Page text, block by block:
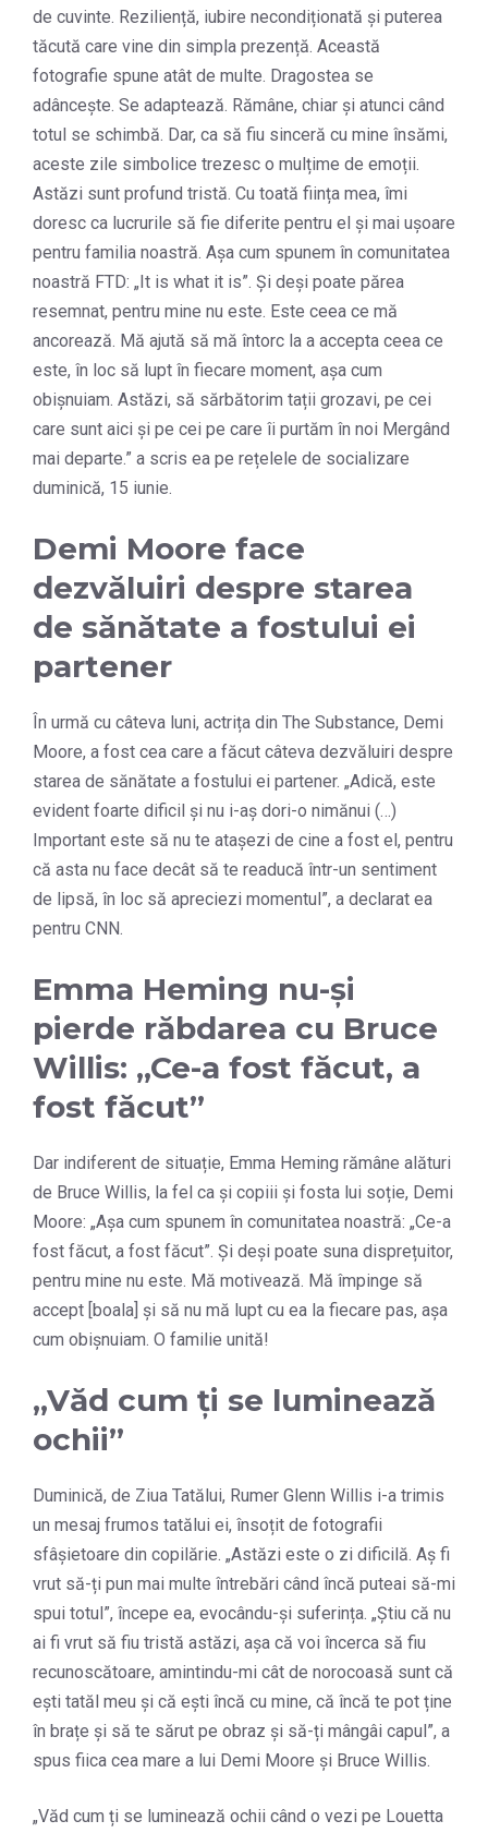
de cuvinte. Reziliență, iubire necondiționată și puterea
tăcută care vine din simpla prezență. Această
fotografie spune atât de multe. Dragostea se
adâncește. Se adaptează. Rămâne, chiar și atunci când
totul se schimbă. Dar, ca să fiu sinceră cu mine însămi,
aceste zile simbolice trezesc o mulțime de emoții.
Astăzi sunt profund tristă. Cu toată ființa mea, îmi
doresc ca lucrurile să fie diferite pentru el și mai ușoare
pentru familia noastră. Așa cum spunem în comunitatea
noastră FTD: „It is what it is”. Și deși poate părea
resemnat, pentru mine nu este. Este ceea ce mă
ancorează. Mă ajută să mă întorc la a accepta ceea ce
este, în loc să lupt în fiecare moment, așa cum
obișnuiam. Astăzi, să sărbătorim tații grozavi, pe cei
care sunt aici și pe cei pe care îi purtăm în noi Mergând
mai departe.” a scris ea pe rețelele de socializare
duminică, 15 iunie.
Demi Moore face
dezvăluiri despre starea
de sănătate a fostului ei
partener
În urmă cu câteva luni, actrița din The Substance, Demi
Moore, a fost cea care a făcut câteva dezvăluiri despre
starea de sănătate a fostului ei partener. „Adică, este
evident foarte dificil și nu i-aș dori-o nimănui (…)
Important este să nu te atașezi de cine a fost el, pentru
că asta nu face decât să te readucă într-un sentiment
de lipsă, în loc să apreciezi momentul”, a declarat ea
pentru CNN.
Emma Heming nu-și
pierde răbdarea cu Bruce
Willis: „Ce-a fost făcut, a
fost făcut”
Dar indiferent de situație, Emma Heming rămâne alături
de Bruce Willis, la fel ca și copiii și fosta lui soție, Demi
Moore: „Așa cum spunem în comunitatea noastră: „Ce-a
fost făcut, a fost făcut”. Și deși poate suna disprețuitor,
pentru mine nu este. Mă motivează. Mă împinge să
accept [boala] și să nu mă lupt cu ea la fiecare pas, așa
cum obișnuiam. O familie unită!
„Văd cum ți se luminează
ochii”
Duminică, de Ziua Tatălui, Rumer Glenn Willis i-a trimis
un mesaj frumos tatălui ei, însoțit de fotografii
sfâșietoare din copilărie. „Astăzi este o zi dificilă. Aș fi
vrut să-ți pun mai multe întrebări când încă puteai să-mi
spui totul”, începe ea, evocându-și suferința. „Știu că nu
ai fi vrut să fiu tristă astăzi, așa că voi încerca să fiu
recunoscătoare, amintindu-mi cât de norocoasă sunt că
ești tatăl meu și că ești încă cu mine, că încă te pot ține
în brațe și să te sărut pe obraz și să-ți mângâi capul”, a
spus fiica cea mare a lui Demi Moore și Bruce Willis.
„Văd cum ți se luminează ochii când o vezi pe Louetta